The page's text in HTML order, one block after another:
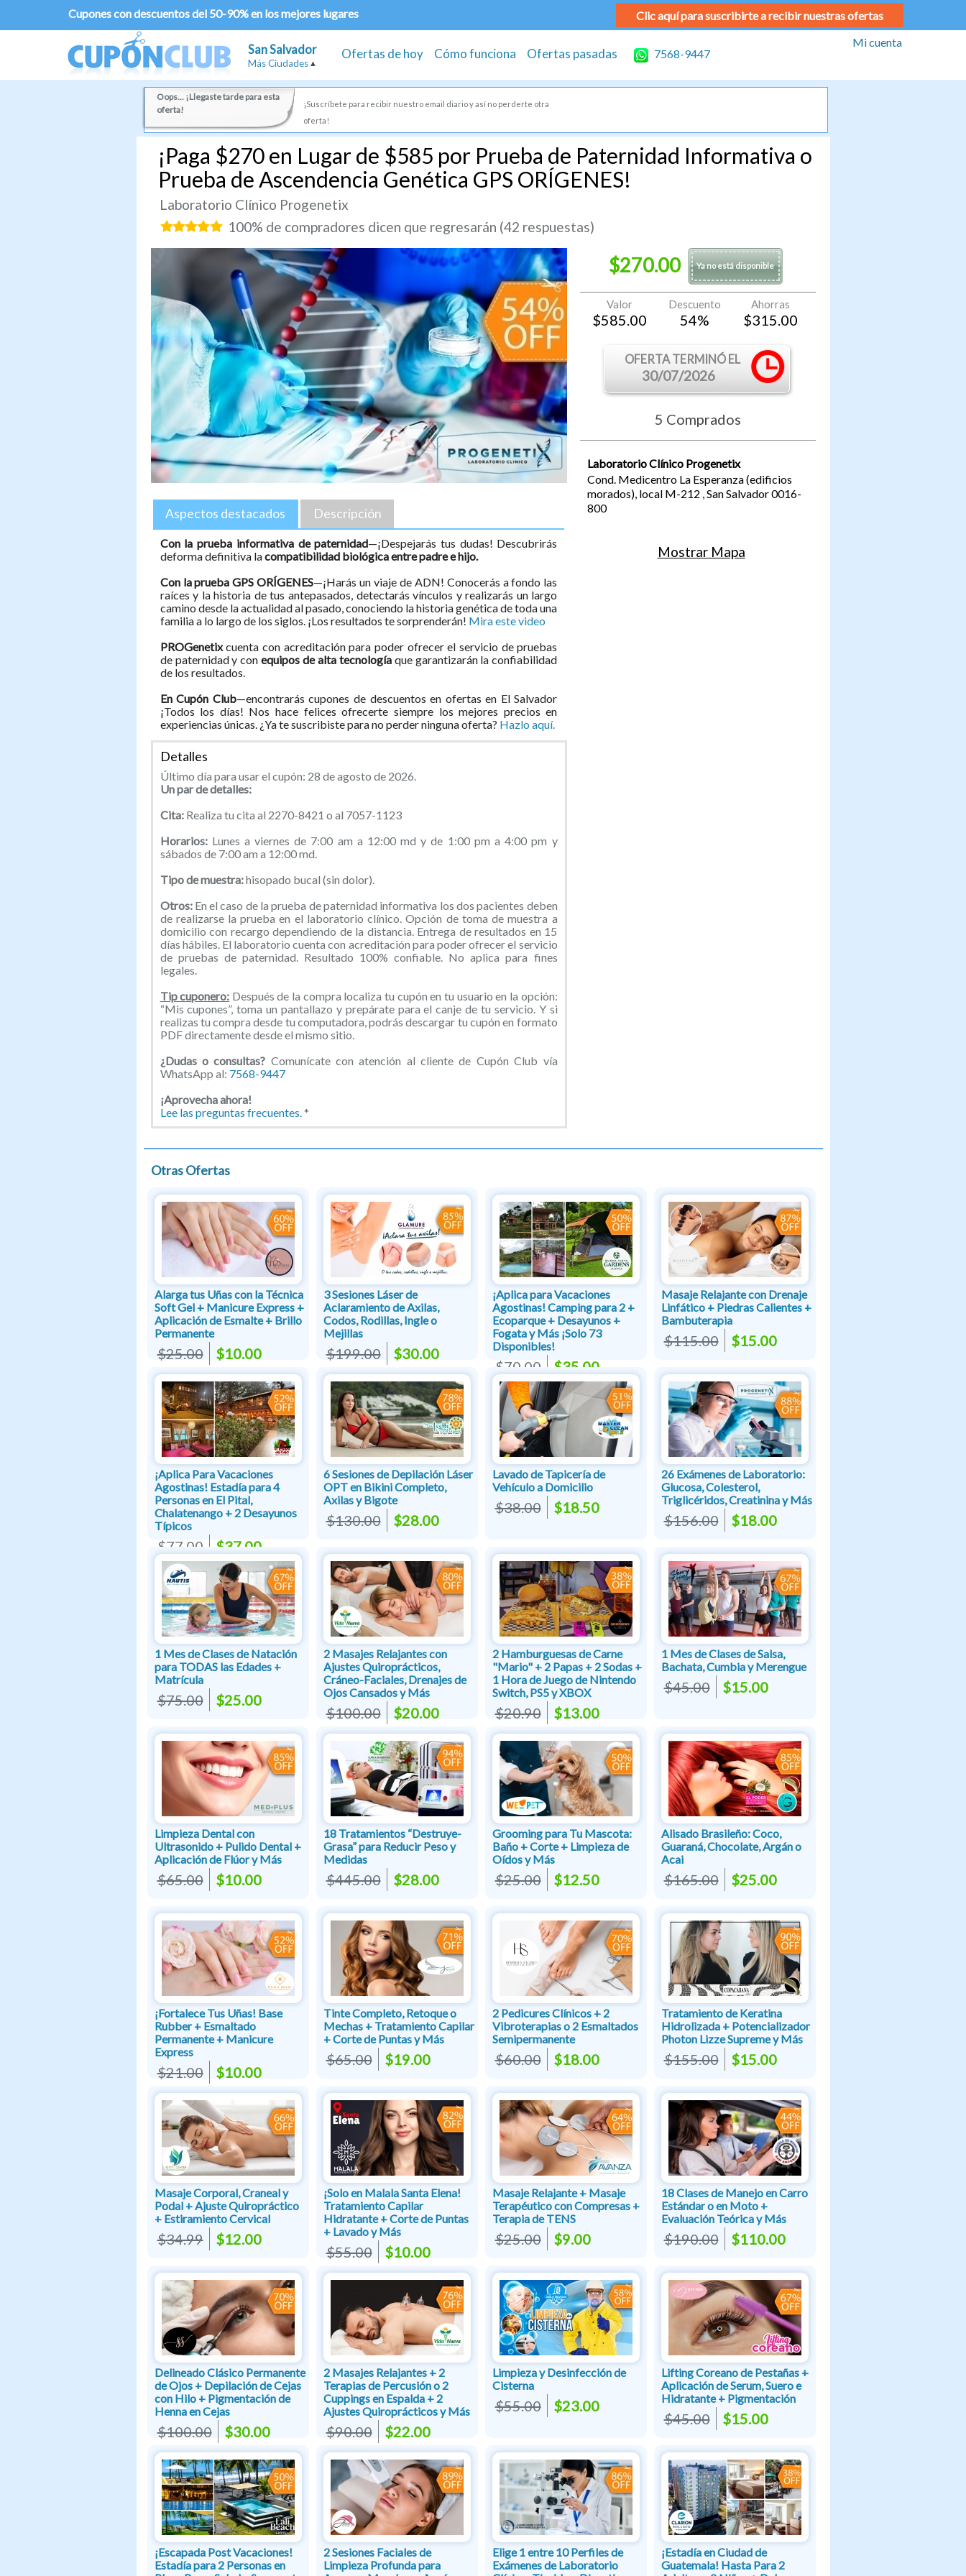
Cupones con descuentos del 50-90% en los mejores lugares Clic aquí para suscribirte a recibir nuestras ofertas
San Salvador
Más Ciudades
Ofertas de hoy Cómo funciona Ofertas pasadas 7568-9447
Mi cuenta
Oops... ¡Llegaste tarde para esta
oferta!
¡Suscríbete para recibir nuestro email diario y así no perderte otra
oferta!
¡Paga $270 en Lugar de $585 por Prueba de Paternidad Informativa o
Prueba de Ascendencia Genética GPS ORÍGENES!
Laboratorio Clínico Progenetix
100% de compradores dicen que regresarán (42 respuestas)
Aspectos destacados Descripción
Con la prueba informativa de paternidad—¡Despejarás tus dudas! Descubrirás
deforma definitiva lacompatibilidad biológica entre padre e hijo.
Con la prueba GPS ORÍGENES—¡Harás un viaje de ADN! Conocerás a fondo las
raíces y la historia de tus antepasados, detectarás vínculos y realizarás un largo
camino desde la actualidad al pasado, conociendo la historia genética de toda una
familia a lo largo de los siglos. ¡Los resultados te sorprenderán! Mira este video
PROGenetixcuenta con acreditación para poder ofrecer el servicio de pruebas
de paternidad y conequipos de alta tecnologíaque garantizarán la confiabilidad
de los resultados.
En Cupón Club—encontrarás cupones de descuentos en ofertas en El Salvador
¡Todos los días! Nos hace felices ofrecerte siempre los mejores precios en
experiencias únicas. ¿Ya te suscribiste para no perder ninguna oferta? Hazlo aquí.
Detalles
Último día para usar el cupón: 28 de agosto de 2026.
Un par de detalles:
Cita: Realiza tu cita al 2270-8421 o al 7057-1123
Horarios: Lunes a viernes de 7:00 am a 12:00 md y de 1:00 pm a 4:00 pm y
sábados de 7:00 am a 12:00 md.
Tipo de muestra:hisopado bucal (sin dolor).
Otros: En el caso de la prueba de paternidad informativa los dos pacientes deben
de realizarse la prueba en el laboratorio clínico. Opción de toma de muestra a
domicilio con recargo dependiendo de la distancia. Entrega de resultados en 15
días hábiles. El laboratorio cuenta con acreditación para poder ofrecer el servicio
de pruebas de paternidad. Resultado 100% confiable. No aplica para fines
legales.
Tip cuponero: Después de la compra localiza tu cupón en tu usuario en la opción:
“Mis cupones”, toma un pantallazo y prepárate para el canje de tu servicio. Y si
realizas tu compra desde tu computadora, podrás descargar tu cupón en formato
PDF directamente desde el mismo sitio.
¿Dudas o consultas? Comunícate con atención al cliente de Cupón Club vía
WhatsApp al: 7568-9447
¡Aprovecha ahora!
Lee las preguntas frecuentes.*
$270.00 Ya no está disponible
Valor
$585.00
Descuento
54%
Ahorras
$315.00
OFERTA TERMINÓ EL
30/07/2026
5 Comprados
Laboratorio Clínico Progenetix
Cond. Medicentro La Esperanza (edificios
morados), local M-212 ,San Salvador0016-
800
Mostrar Mapa
Otras Ofertas
Alarga tus Uñas con la Técnica
Soft Gel + Manicure Express +
Aplicación de Esmalte + Brillo
Permanente
$25.00 $10.00
3 Sesiones Láser de
Aclaramiento de Axilas,
Codos, Rodillas, Ingle o
Mejillas
$199.00 $30.00
¡Aplica para Vacaciones
Agostinas! Camping para 2 +
Ecoparque + Desayunos +
Fogata y Más ¡Solo 73
Disponibles!
$70.00 $35.00
Masaje Relajante con Drenaje
Linfático + Piedras Calientes +
Bambuterapia
$115.00 $15.00
¡Aplica Para Vacaciones
Agostinas! Estadía para 4
Personas en El Pital,
Chalatenango + 2 Desayunos
Típicos
$77.00 $37.00
6 Sesiones de Depilación Láser
OPT en Bikini Completo,
Axilas y Bigote
$130.00 $28.00
Lavado de Tapicería de
Vehículo a Domicilio
$38.00 $18.50
26 Exámenes de Laboratorio:
Glucosa, Colesterol,
Triglicéridos, Creatinina y Más
$156.00 $18.00
1 Mes de Clases de Natación
para TODAS las Edades +
Matrícula
$75.00 $25.00
2 Masajes Relajantes con
Ajustes Quiroprácticos,
Cráneo-Faciales, Drenajes de
Ojos Cansados y Más
$100.00 $20.00
2 Hamburguesas de Carne
"Mario" + 2 Papas + 2 Sodas +
1 Hora de Juego de Nintendo
Switch, PS5 y XBOX
$20.90 $13.00
1 Mes de Clases de Salsa,
Bachata, Cumbia y Merengue
$45.00 $15.00
Limpieza Dental con
Ultrasonido + Pulido Dental +
Aplicación de Flúor y Más
$65.00 $10.00
18 Tratamientos “Destruye-
Grasa” para Reducir Peso y
Medidas
$445.00 $28.00
Grooming para Tu Mascota:
Baño + Corte + Limpieza de
Oídos y Más
$25.00 $12.50
Alisado Brasileño: Coco,
Guaraná, Chocolate, Argán o
Acai
$165.00 $25.00
¡Fortalece Tus Uñas! Base
Rubber + Esmaltado
Permanente + Manicure
Express
$21.00 $10.00
Tinte Completo, Retoque o
Mechas + Tratamiento Capilar
+ Corte de Puntas y Más
$65.00 $19.00
2 Pedicures Clínicos + 2
Vibroterapias o 2 Esmaltados
Semipermanente
$60.00 $18.00
Tratamiento de Keratina
Hidrolizada + Potencializador
Photon Lizze Supreme y Más
$155.00 $15.00
Masaje Corporal, Craneal y
Podal + Ajuste Quiropráctico
+ Estiramiento Cervical
$34.99 $12.00
¡Solo en Malala Santa Elena!
Tratamiento Capilar
Hidratante + Corte de Puntas
+ Lavado y Más
$55.00 $10.00
Masaje Relajante + Masaje
Terapéutico con Compresas +
Terapia de TENS
$25.00 $9.00
18 Clases de Manejo en Carro
Estándar o en Moto +
Evaluación Teórica y Más
$190.00 $110.00
Delineado Clásico Permanente
de Ojos + Depilación de Cejas
con Hilo + Pigmentación de
Henna en Cejas
$100.00 $30.00
2 Masajes Relajantes + 2
Terapias de Percusión o 2
Cuppings en Espalda + 2
Ajustes Quiroprácticos y Más
$90.00 $22.00
Limpieza y Desinfección de
Cisterna
$55.00 $23.00
Lifting Coreano de Pestañas +
Aplicación de Serum, Suero e
Hidratante + Pigmentación
$45.00 $15.00
¡Escapada Post Vacaciones!
Estadía para 2 Personas en
2 Sesiones Faciales de
Limpieza Profunda para
Elige 1 entre 10 Perfiles de
Exámenes de Laboratorio
¡Estadía en Ciudad de
Guatemala! Hasta Para 2